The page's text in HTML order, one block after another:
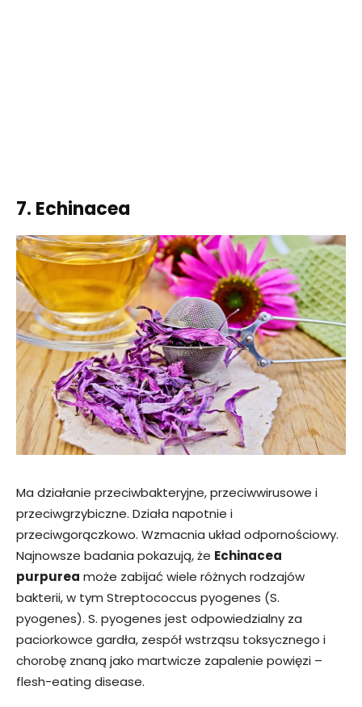
7. Echinacea
Ma działanie przeciwbakteryjne, przeciwwirusowe i
przeciwgrzybiczne. Działa napotnie i
przeciwgorączkowo. Wzmacnia układ odpornościowy.
Najnowsze badania pokazują, że Echinacea
purpurea może zabijać wiele różnych rodzajów
bakterii, w tym Streptococcus pyogenes (S.
pyogenes). S. pyogenes jest odpowiedzialny za
paciorkowce gardła, zespół wstrząsu toksycznego i
chorobę znaną jako martwicze zapalenie powięzi –
flesh-eating disease.